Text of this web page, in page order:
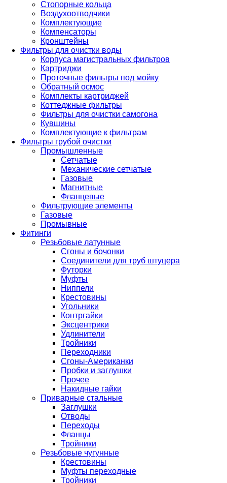
Стопорные кольца
Воздухоотводчики
Комплектующие
Компенсаторы
Кронштейны
Фильтры для очистки воды
Корпуса магистральных фильтров
Картриджи
Проточные фильтры под мойку
Обратный осмос
Комплекты картриджей
Коттеджные фильтры
Фильтры для очистки самогона
Кувшины
Комплектующие к фильтрам
Фильтры грубой очистки
Промышленные
Сетчатые
Механические сетчатые
Газовые
Магнитные
Фланцевые
Фильтрующие элементы
Газовые
Промывные
Фитинги
Резьбовые латунные
Сгоны и бочонки
Соединители для труб штуцера
Футорки
Муфты
Ниппели
Крестовины
Угольники
Контргайки
Эксцентрики
Удлинители
Тройники
Переходники
Сгоны-Американки
Пробки и заглушки
Прочее
Накидные гайки
Приварные стальные
Заглушки
Отводы
Переходы
Фланцы
Тройники
Резьбовые чугунные
Крестовины
Муфты переходные
Тройники